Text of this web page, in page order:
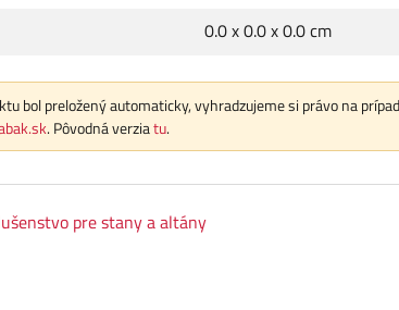
0.0 x 0.0 x 0.0 cm
bol preložený automaticky, vyhradzujeme si právo na
. Pôvodná verziatu.
pre stany a altány